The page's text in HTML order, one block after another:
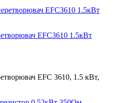
EFC3610 1.5кВт
EFC 3610, 1.5 кВт,